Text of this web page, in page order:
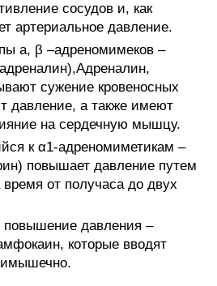
сосудов и, как
артериальное давление.
а, β –адреномимеков –
сужение кровеносных
давление, а также имеют
на сердечную мышцу.
к α1-адреномиметикам –
повышает давление путем
от получаса до двух
давления –
которые вводят